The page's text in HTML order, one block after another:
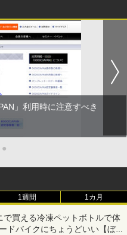
」利用時に注意すべき
●
1週間 1カ月
買える冷凍ペットボトルで体
ドバイクにちょうどいい【ぼっ